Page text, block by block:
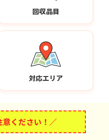
回収品目
対応エリア
ください！／